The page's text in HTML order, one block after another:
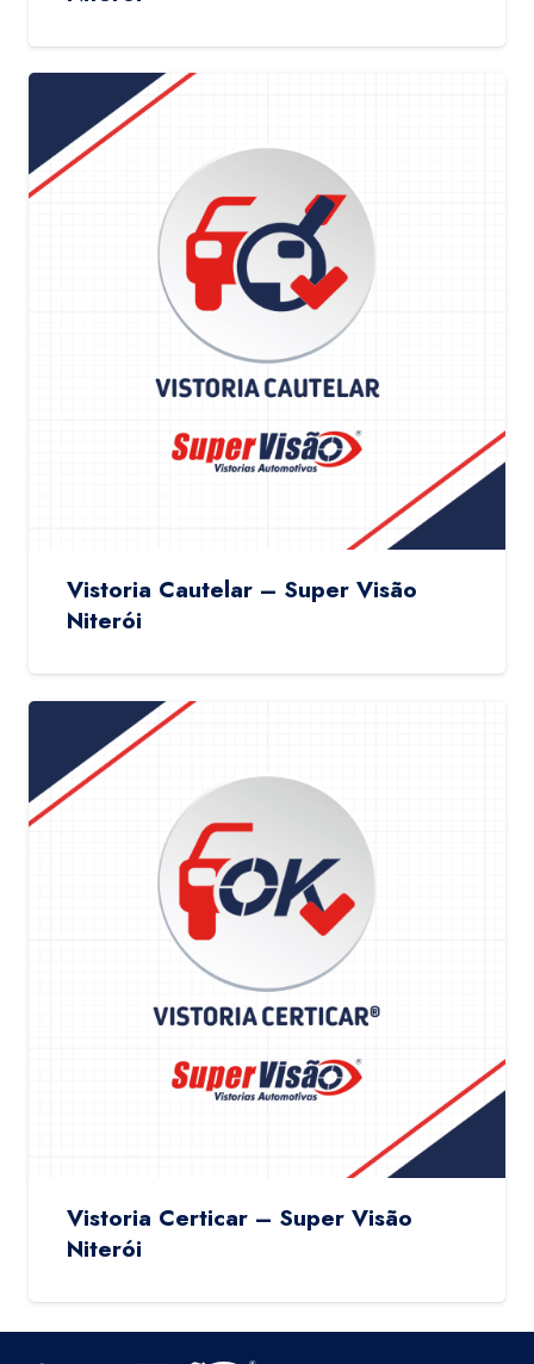
Vistoria Cautelar – Super Visão
Niterói
Vistoria Certicar – Super Visão
Niterói